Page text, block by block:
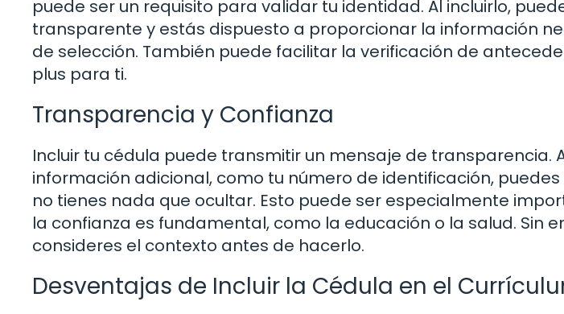
puede ser un requisito para validar tu identidad. Al incluirlo,
transparente y estás dispuesto a proporcionar la información
de selección. También puede facilitar la verificación de
plus para ti.
Transparencia y Confianza
Incluir tu cédula puede transmitir un mensaje de transparencia.
información adicional, como tu número de identificación,
no tienes nada que ocultar. Esto puede ser especialmente
la confianza es fundamental, como la educación o la salud. Sin
consideres el contexto antes de hacerlo.
Desventajas de Incluir la Cédula en el